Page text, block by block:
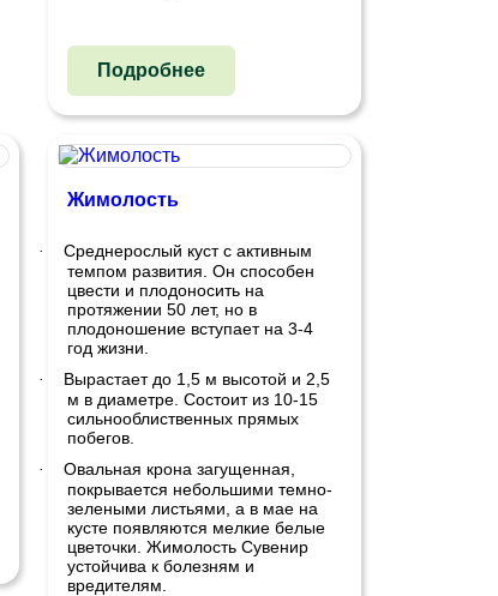
Подробнее
Жимолость
·
Среднерослый куст с активным
темпом развития. Он способен
цвести и плодоносить на
протяжении 50 лет, но в
плодоношение вступает на 3-4
год жизни.
·
Вырастает до 1,5 м высотой и 2,5
м в диаметре. Состоит из 10-15
сильнооблиственных прямых
побегов.
·
Овальная крона загущенная,
покрывается небольшими темно-
зелеными листьями, а в мае на
кусте появляются мелкие белые
цветочки. Жимолость Сувенир
устойчива к болезням и
вредителям.